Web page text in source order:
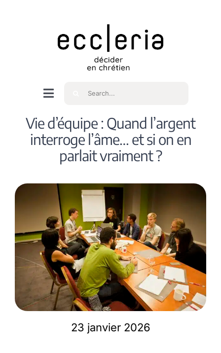
Navigation
bascule
Accueil
Qui sommes nous ?
Intéressés
Spiritualité
Membres
L’actu
Rechercher
Vie d’équipe : Quand l’argent
interroge l’âme… et si on en
parlait vraiment ?
23 janvier 2026